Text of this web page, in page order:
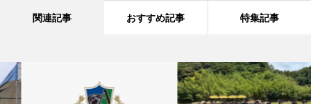
関連記事 おすすめ記事 特集記事